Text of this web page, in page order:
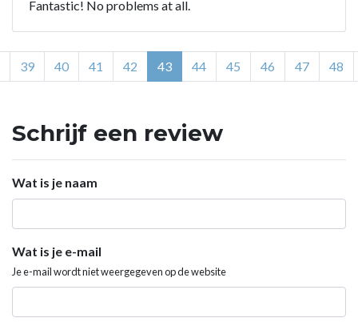
Fantastic! No problems at all.
39 40 41 42 43 44 45 46 47 48
Schrijf een review
Wat is je naam
Wat is je e-mail
Je e-mail wordt niet weergegeven op de website